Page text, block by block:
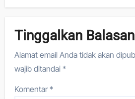
Tinggalkan Balasan
Alamat email Anda tidak akan
wajib ditandai*
Komentar*